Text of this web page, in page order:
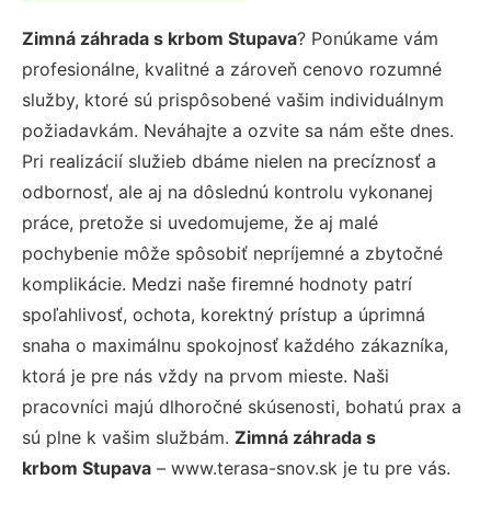
Zimná záhrada s krbom Stupava? Ponúkame vám
profesionálne, kvalitné a zároveň cenovo rozumné
služby, ktoré sú prispôsobené vašim individuálnym
požiadavkám. Neváhajte a ozvite sa nám ešte dnes.
Pri realizácií služieb dbáme nielen na precíznosť a
odbornosť, ale aj na dôslednú kontrolu vykonanej
práce, pretože si uvedomujeme, že aj malé
pochybenie môže spôsobiť nepríjemné a zbytočné
komplikácie. Medzi naše firemné hodnoty patrí
spoľahlivosť, ochota, korektný prístup a úprimná
snaha o maximálnu spokojnosť každého zákazníka,
ktorá je pre nás vždy na prvom mieste. Naši
pracovníci majú dlhoročné skúsenosti, bohatú prax a
sú plne k vašim službám. Zimná záhrada s
krbom Stupava – www.terasa-snov.sk je tu pre vás.